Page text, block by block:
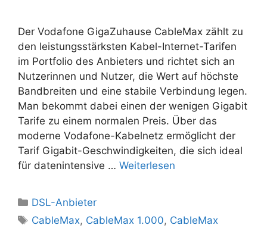
Der Vodafone GigaZuhause CableMax zählt zu
den leistungsstärksten Kabel-Internet-Tarifen
im Portfolio des Anbieters und richtet sich an
Nutzerinnen und Nutzer, die Wert auf höchste
Bandbreiten und eine stabile Verbindung legen.
Man bekommt dabei einen der wenigen Gigabit
Tarife zu einem normalen Preis. Über das
moderne Vodafone-Kabelnetz ermöglicht der
Tarif Gigabit-Geschwindigkeiten, die sich ideal
für datenintensive … Weiterlesen
Kategorien
DSL-Anbieter
Schlagwörter
CableMax, CableMax 1.000, CableMax